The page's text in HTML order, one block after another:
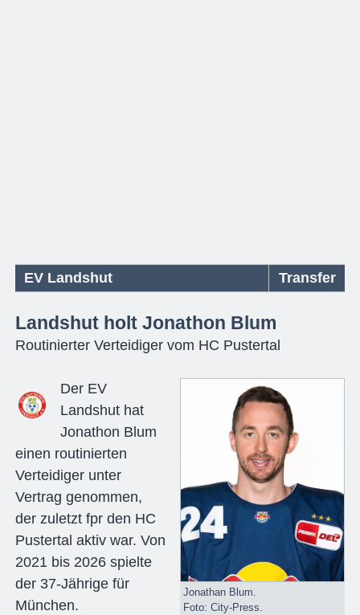
EV Landshut Transfer
Landshut holt Jonathon Blum
Routinierter Verteidiger vom HC Pustertal
Jonathan Blum.
Foto: City-Press.
Der EV
Landshut hat
Jonathon Blum
einen routinierten
Verteidiger unter
Vertrag genommen,
der zuletzt fpr den HC
Pustertal aktiv war. Von
2021 bis 2026 spielte
der 37-Jährige für
München.